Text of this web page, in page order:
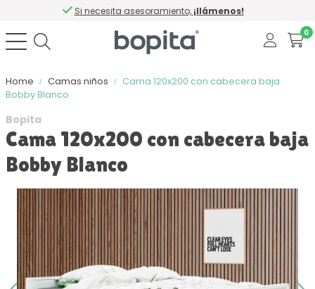
Si necesita asesoramiento, ¡llámenos!
0
Home Camas niños
Cama 120x200 con cabecera baja
Bobby Blanco
Bopita
Cama 120x200 con cabecera baja
Bobby Blanco